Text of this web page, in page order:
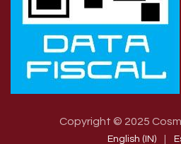
Copyright © 2025
English (IN)